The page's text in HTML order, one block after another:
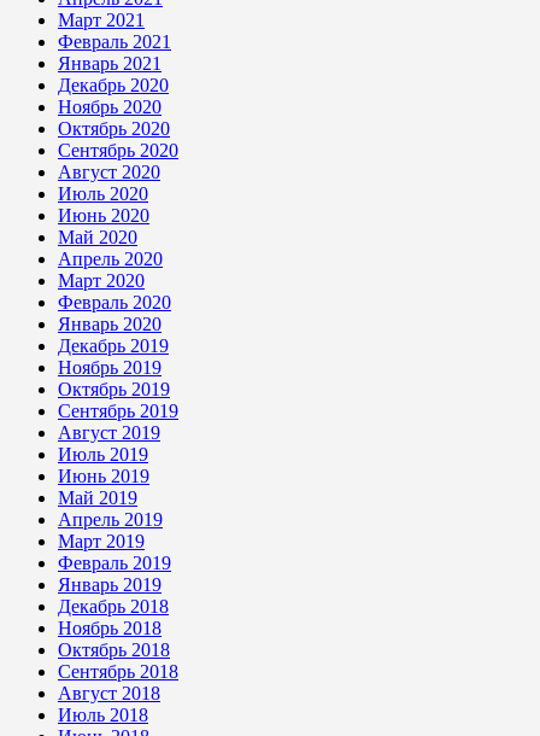
Март 2021
Февраль 2021
Январь 2021
Декабрь 2020
Ноябрь 2020
Октябрь 2020
Сентябрь 2020
Август 2020
Июль 2020
Июнь 2020
Май 2020
Апрель 2020
Март 2020
Февраль 2020
Январь 2020
Декабрь 2019
Ноябрь 2019
Октябрь 2019
Сентябрь 2019
Август 2019
Июль 2019
Июнь 2019
Май 2019
Апрель 2019
Март 2019
Февраль 2019
Январь 2019
Декабрь 2018
Ноябрь 2018
Октябрь 2018
Сентябрь 2018
Август 2018
Июль 2018